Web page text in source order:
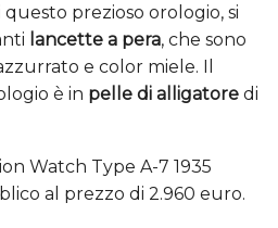
prezioso orologio, si
lancette a pera, che sono
e color miele. Il
è in pelle di alligatore di
Watch Type A-7 1935
al prezzo di 2.960 euro.